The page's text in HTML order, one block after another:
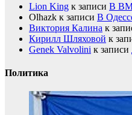
Lion King к записи В
Olhazk к записи В
Виктория Калина к
Кирилл Шляховой к
Genek Valvolini к записи
Политика